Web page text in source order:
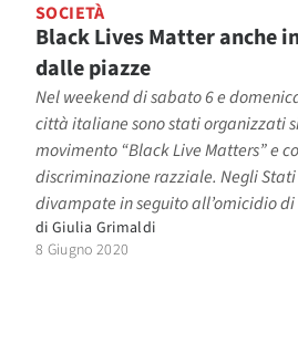
SOCIETÀ
Black Lives Matter anche
dalle piazze
Nel weekend di sabato 6 e
città italiane sono stati organizzati
movimento “Black Live Matters” e
discriminazione razziale. Negli
divampate in seguito all’omicidio di
di Giulia Grimaldi
8 Giugno 2020